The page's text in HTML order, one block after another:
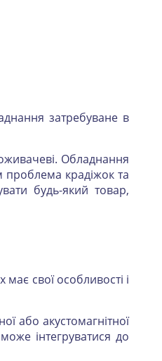
затребуване в
Обладнання
проблема крадіжок та
будь-який товар,
свої особливості і
або акустомагнітної
інтегруватися до